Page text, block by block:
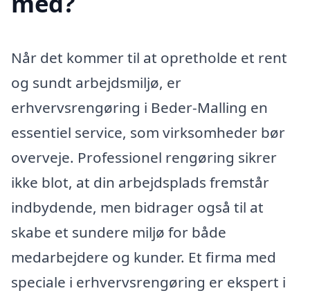
Når det kommer til at opretholde et rent
og sundt arbejdsmiljø, er
erhvervsrengøring i Beder-Malling en
essentiel service, som virksomheder bør
overveje. Professionel rengøring sikrer
ikke blot, at din arbejdsplads fremstår
indbydende, men bidrager også til at
skabe et sundere miljø for både
medarbejdere og kunder. Et firma med
speciale i erhvervsrengøring er ekspert i